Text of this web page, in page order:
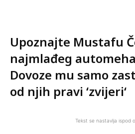
Upoznajte Mustafu
najmlađeg
Dovoze mu samo
od njih pravi ‘zvijeri‘
Tekst se nastavlja ispod